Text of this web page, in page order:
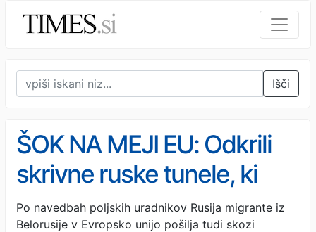
Išči
ŠOK NA MEJI EU: Odkrili
skrivne ruske tunele, ki
vodijo v Evropo (FOTO)
Po navedbah poljskih uradnikov Rusija migrante iz
Belorusije v Evropsko unijo pošilja tudi skozi